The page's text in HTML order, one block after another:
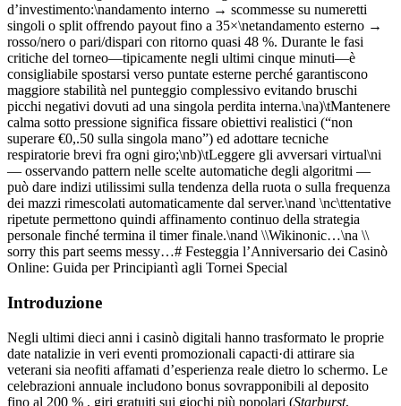
d’investimento:\nandamento interno → scommesse su numeretti
singoli o split offrendo payout fino a 35×\netandamento esterno →
rosso/nero o pari/dispari con ritorno quasi 48 %. Durante le fasi
critiche del torneo—tipicamente negli ultimi cinque minuti—è
consigliabile spostarsi verso puntate esterne perché garantiscono
maggiore stabilità nel punteggio complessivo evitando bruschi
picchi negativi dovuti ad una singola perdita interna.\na)\tMantenere
calma sotto pressione significa fissare obiettivi realistici (“non
superare €0,.50 sulla singola mano”) ed adottare tecniche
respiratorie brevi fra ogni giro;\nb)\tLeggere gli avversari virtual­​\ni
— osservando pattern nelle scelte automatiche degli algoritmi —
può dare indizi utilissimi sulla tendenza della ruota o sulla frequenza
dei mazzi rimescolati automaticamente dal server.\nand \nc\ttentative
ripetute permettono quindi affinamento continuo della strategia
personale finché termina il timer finale.\nand \\Wikinonic…\na \\
sorry this part seems messy…# Festeggia l’Anniversario dei Casinò
Online: Guida per Principiant​​​​​​⁠⁠⁠⁠⁠​⁠​​⁠⁠​⁠​​⁠​​⁠​⁠​​⁠​​​ ​ì agli Tornei Special
Introduzione
Negli ultimi dieci anni i casinò digitali hanno trasformato le proprie
date natalizie in veri eventi promozionali capac­ti·di attir­are sia
veterani sia neofiti affam­ati d’esperienza reale dietro lo schermo.​ Le
celebrazioni annual­e includono bonus sovrapponibili al deposito
fino al 200 % , giri gratuit­i sui giochi più popol­ari (Starburst,